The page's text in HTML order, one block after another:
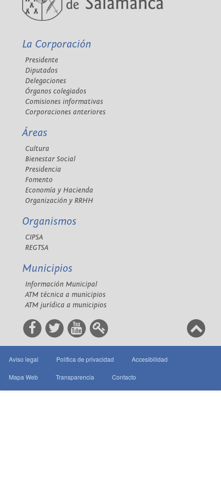
La Corporación
Presidente
Diputados
Delegaciones
Órganos colegiados
Comisiones informativas
Corporaciones anteriores
Áreas
Cultura
Bienestar Social
Presidencia
Fomento
Economía y Hacienda
Organización y RRHH
Organismos
CIPSA
REGTSA
Municipios
Información Municipal
ATM técnica a municipios
ATM jurídica a municipios
Aviso legal Política de privacidad Accesibilidad
Mapa Web Transparencia Contacto